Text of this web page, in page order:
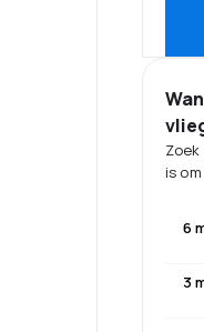
is
6
3